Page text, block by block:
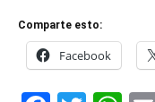
Comparte esto:
Facebook